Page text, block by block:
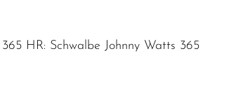
HR: Schwalbe Johnny Watts 365